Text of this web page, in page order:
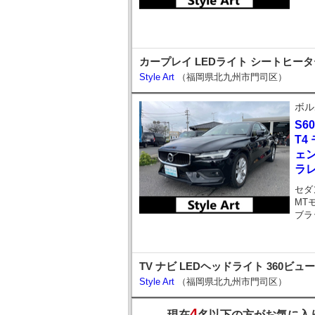
カープレイ LEDライト シートヒー
Style Art （福岡県北九州市門司区）
ボ
S60
T4
ェ
ラ
セダ
MT
ブ
TV ナビ LEDヘッドライト 360ビュ
Style Art （福岡県北九州市門司区）